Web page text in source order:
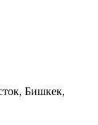
Бишкек,